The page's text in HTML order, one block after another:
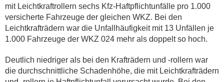
mit Leichtkraftrollern sechs Kfz-Haftpflichtunfälle pro 1.000
versicherte Fahrzeuge der gleichen WKZ. Bei den
Leichtkrafträdern war die Unfallhäufigkeit mit 13 Unfällen je
1.000 Fahrzeuge der WKZ 024 mehr als doppelt so hoch.
Deutlich niedriger als bei den Krafträdern und -rollern war
die durchschnittliche Schadenhöhe, die mit Leichtkrafträdern